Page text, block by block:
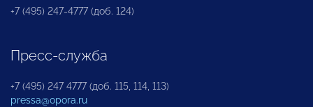
+7 (495) 247-4777 (доб. 124)
Пресс-служба
+7 (495) 247 4777 (доб. 115, 114, 113)
pressa@opora.ru